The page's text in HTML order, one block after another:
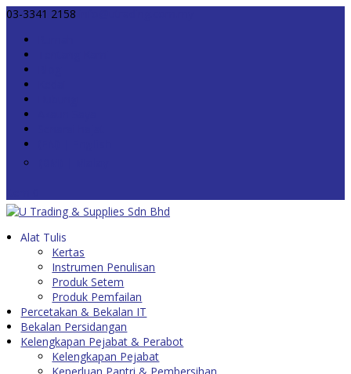
03-3341 2158
Alat Tulis
Kertas
Instrumen Penulisan
Produk Setem
Produk Pemfailan
Percetakan & Bekalan IT
Bekalan Persidangan
Kelengkapan Pejabat & Perabot
Kelengkapan Pejabat